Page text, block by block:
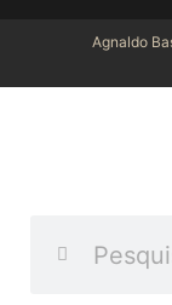
Agnaldo